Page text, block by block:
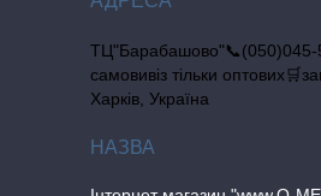
ТЦ"Барабашово"📞(050)045-
самовивіз тільки
Харків, Україна